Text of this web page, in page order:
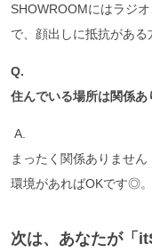
SHOWROOMにはラジ
で、顔出しに抵抗があ
Q.
住んでいる場所は関係あ
A.
まったく関係ありませ
環境があればOKです◎
次は、あなたが「